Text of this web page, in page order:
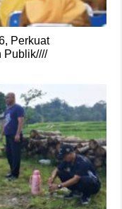
Perkuat
Publik////